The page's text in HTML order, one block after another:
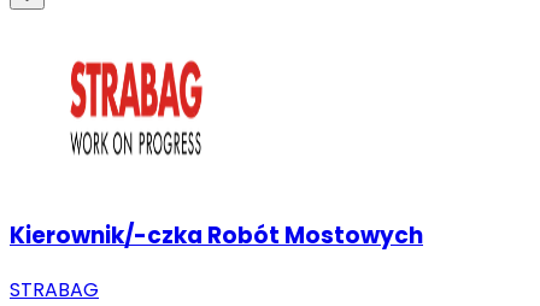
Kierownik/-czka Robót Mostowych
STRABAG